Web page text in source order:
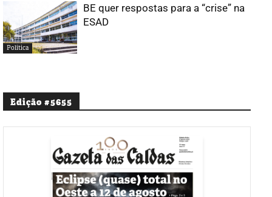
Política
BE quer respostas para a “crise” na
ESAD
Edição #5655